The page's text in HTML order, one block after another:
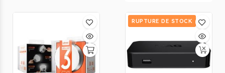
• Compatible tous
modèles
• Jusqu'à 10A
RUPTURE DE STOCK